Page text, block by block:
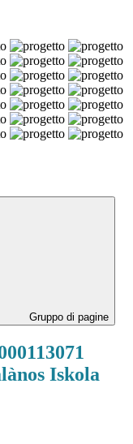
Gruppo di pagine
Iskola